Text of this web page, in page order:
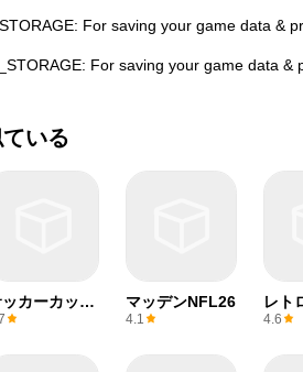
For saving your game data &
For saving your game data &
いる
カーカップ
マッデンNFL26
4.1
レト
4.6